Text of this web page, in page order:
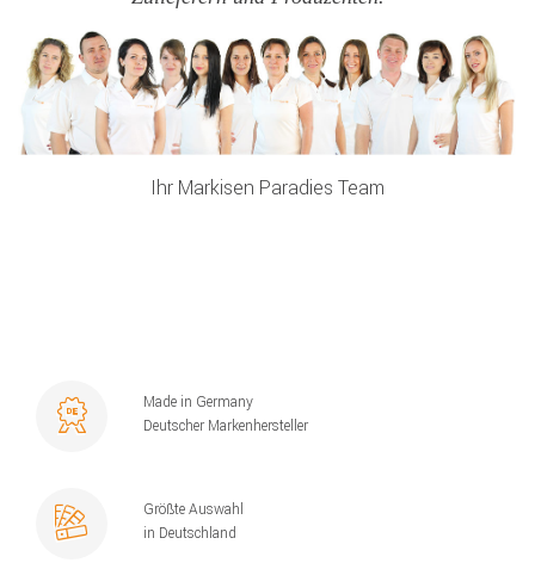
Ihr Markisen Paradies Team
Made in Germany
Deutscher Markenhersteller
Größte Auswahl
in Deutschland